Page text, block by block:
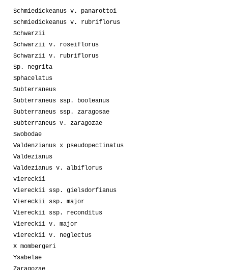
Schmiedickeanus v. panarottoi
Schmiedickeanus v. rubriflorus
Schwarzii
Schwarzii v. roseiflorus
Schwarzii v. rubriflorus
Sp. negrita
Sphacelatus
Subterraneus
Subterraneus ssp. booleanus
Subterraneus ssp. zaragosae
Subterraneus v. zaragozae
Swobodae
Valdenzianus x pseudopectinatus
Valdezianus
Valdezianus v. albiflorus
Viereckii
Viereckii ssp. gielsdorfianus
Viereckii ssp. major
Viereckii ssp. reconditus
Viereckii v. major
Viereckii v. neglectus
X mombergeri
Ysabelae